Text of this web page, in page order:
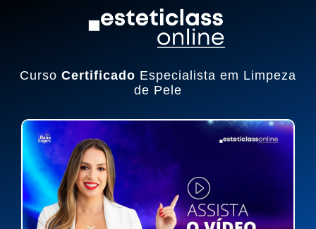
Curso Certificado Especialista em Limpeza
de Pele